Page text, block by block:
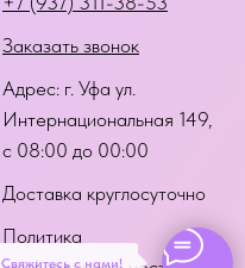
Свяжитесь с нами!
Заказать звонок
Адрес: г. Уфа ул.
Интернациональная 149,
с 08:00 до 00:00
Доставка круглосуточно
Политика